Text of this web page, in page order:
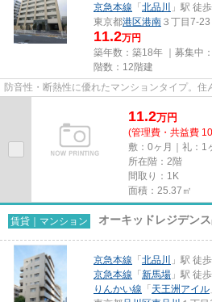
京急本線 「 北品川
」駅 徒
東京都港区港南 ３丁目7-23
11.2万円
築年数：築18年 ｜募集中：
階数：12階建
防音性・断熱性に優れたマンションタイプ。住
11.2万円
(管理費・共益費
敷：0ヶ月｜礼：1
所在階：2階
間取り：1K
面積：25.37㎡
賃貸｜マンション オーキッドレジデンス
京急本線 「 北品川
」駅 徒
京急本線 「 新馬場 」駅 徒
りんかい線 「 天王洲アイル